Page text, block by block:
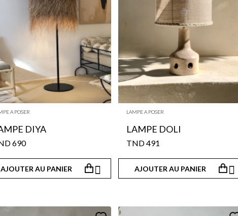
A POSER
DIYA
690 TND
AJOUTER AU PANIER 
LAMPE A POSER
LAMPE DOLI
491 TND
AJOUTER AU PANIER 